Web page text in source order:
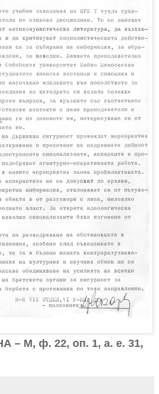
– М, ф. 22, оп. 1, а. е. 31,